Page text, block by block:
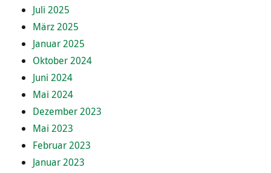
Juli 2025
März 2025
Januar 2025
Oktober 2024
Juni 2024
Mai 2024
Dezember 2023
Mai 2023
Februar 2023
Januar 2023